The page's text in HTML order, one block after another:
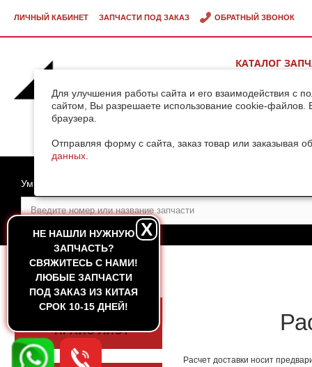
Для улучшения работы сайта и его взаимодействия с
сайтом, Вы разрешаете использование cookie-файлов.
браузера.
Отправляя форму с сайта, заказ товар или заказывая
данных
ЛИЧНЫЙ КАБИНЕТ ЗАПЧАСТИ ПОД ЗАКАЗ ОБРАТНЫЙ ЗВОНОК
КАТАЛОГ
НЕ НАШЛИ НУЖНУЮ
ЗАПЧАСТЬ?
CВЯЖИТЕСЬ С НАМИ!
ЛЮБЫЕ ЗАПЧАСТИ
ПОД ЗАКАЗ ИЗ КИТАЯ
СРОК 10-15 ДНЕЙ!
X
Умный поиск
ГЛАВНАЯ
СКАЧАТЬ
ПРАЙС-ЛИСТ
Расчет доставки носит